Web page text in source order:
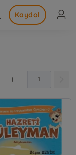
Kaydol
1